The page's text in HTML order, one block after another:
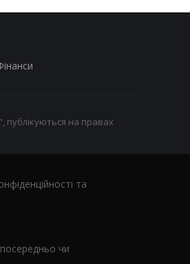
на правах
та
чи